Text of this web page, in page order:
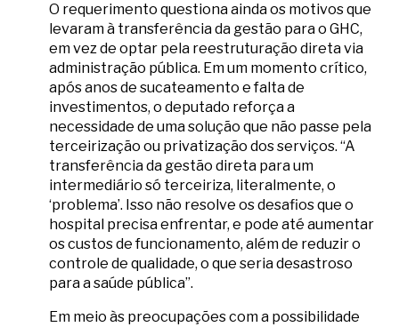
O requerimento questiona ainda os motivos que
levaram à transferência da gestão para o GHC,
em vez de optar pela reestruturação direta via
administração pública. Em um momento crítico,
após anos de sucateamento e falta de
investimentos, o deputado reforça a
necessidade de uma solução que não passe pela
terceirização ou privatização dos serviços. “A
transferência da gestão direta para um
intermediário só terceiriza, literalmente, o
‘problema’. Isso não resolve os desafios que o
hospital precisa enfrentar, e pode até aumentar
os custos de funcionamento, além de reduzir o
controle de qualidade, o que seria desastroso
para a saúde pública”.
Em meio às preocupações com a possibilidade